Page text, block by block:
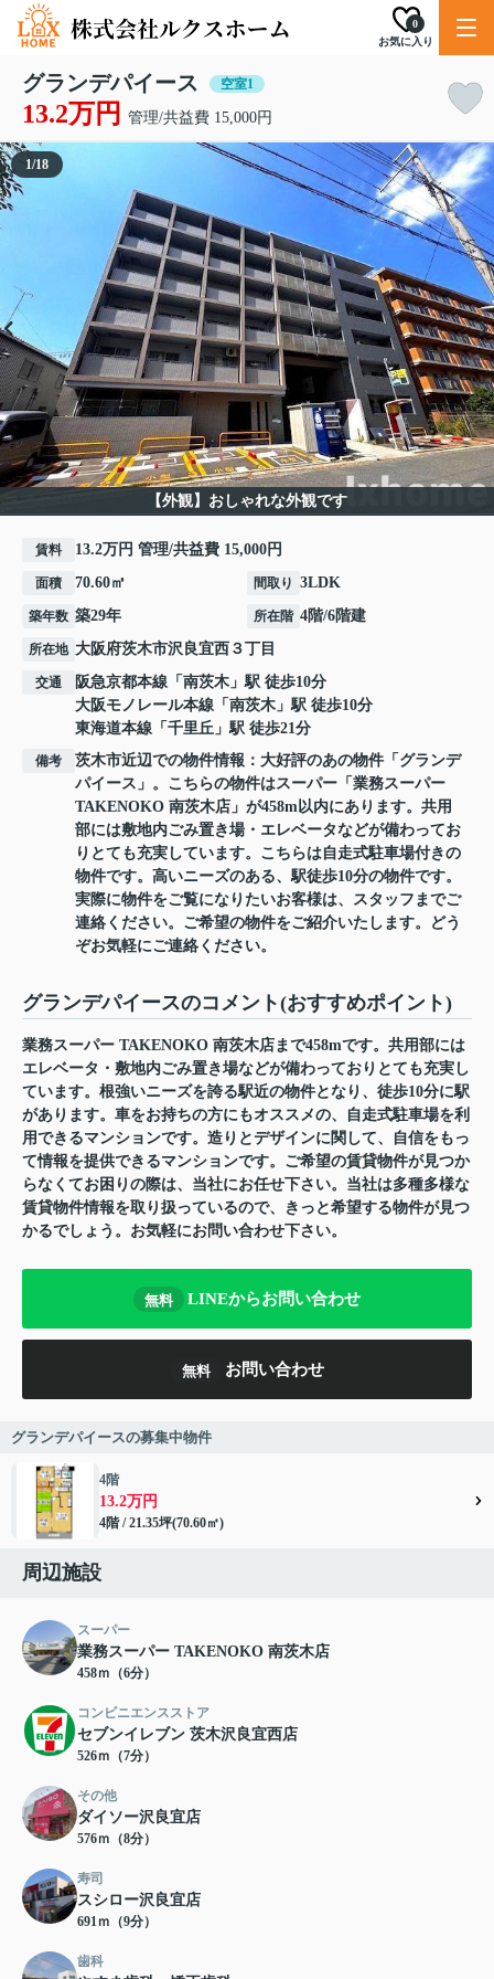
お気に入り
0
グランデパイース 空室1
13.2万円 管理/共益費 15,000円
【外観】おしゃれな外観です
1/18
賃料 13.2万円 管理/共益費 15,000円
面積 70.60㎡ 間取り 3LDK
築年数 築29年 所在階 4階/6階建
所在地 大阪府茨木市沢良宜西 ３丁目
交通 阪急京都本線 「 南茨木 」駅 徒歩10分
大阪モノレール本線 「 南茨木 」駅 徒歩10分
東海道本線 「 千里丘 」駅 徒歩21分
備考
茨木市近辺での物件情報：大好評のあの物件「グランデ
パイース」。こちらの物件はスーパー「業務スーパー
TAKENOKO 南茨木店」が458m以内にあります。共用
部には敷地内ごみ置き場・エレベータなどが備わってお
りとても充実しています。こちらは自走式駐車場付きの
物件です。高いニーズのある、駅徒歩10分の物件です。
実際に物件をご覧になりたいお客様は、スタッフまでご
連絡ください。ご希望の物件をご紹介いたします。どう
ぞお気軽にご連絡ください。
グランデパイースのコメント(おすすめポイント)
業務スーパー TAKENOKO 南茨木店まで458mです。共用部には
エレベータ・敷地内ごみ置き場などが備わっておりとても充実し
ています。根強いニーズを誇る駅近の物件となり、徒歩10分に駅
があります。車をお持ちの方にもオススメの、自走式駐車場を利
用できるマンションです。造りとデザインに関して、自信をもっ
て情報を提供できるマンションです。ご希望の賃貸物件が見つか
らなくてお困りの際は、当社にお任せ下さい。当社は多種多様な
賃貸物件情報を取り扱っているので、きっと希望する物件が見つ
かるでしょう。お気軽にお問い合わせ下さい。
無料 LINEからお問い合わせ
無料 お問い合わせ
グランデパイースの募集中物件
4階
13.2万円
4階 / 21.35坪(70.60㎡)
周辺施設
スーパー
業務スーパー TAKENOKO 南茨木店
458ｍ（6分）
コンビニエンスストア
セブンイレブン 茨木沢良宜西店
526ｍ（7分）
その他
ダイソー沢良宜店
576ｍ（8分）
寿司
スシロー沢良宜店
691ｍ（9分）
歯科